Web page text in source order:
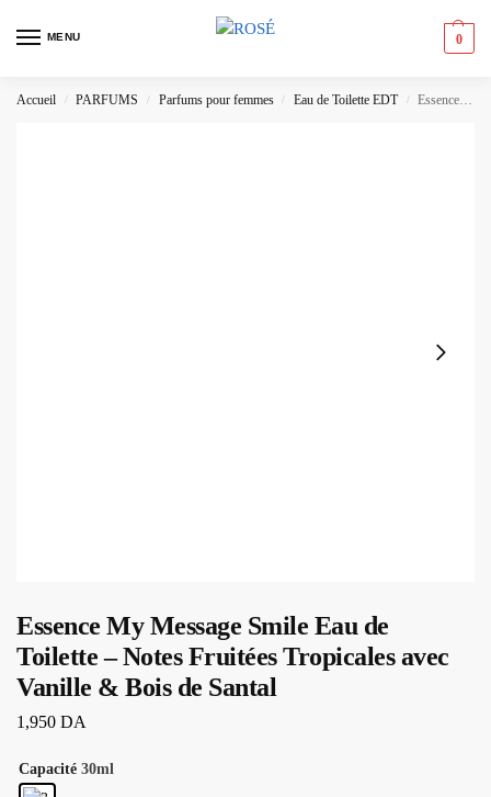
MENU 0
Accueil / PARFUMS / Parfums pour femmes / Eau de Toilette EDT / Essence My Message Smile Eau de Toilette – Notes Fruitées Tropicales avec Vanille & Bois de Santal
Essence My Message Smile Eau de
Toilette – Notes Fruitées Tropicales avec
Vanille & Bois de Santal
1,950 DA
Capacité 30ml